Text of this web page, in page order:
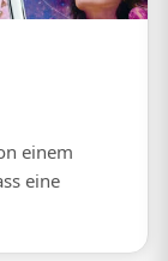
einem
eine